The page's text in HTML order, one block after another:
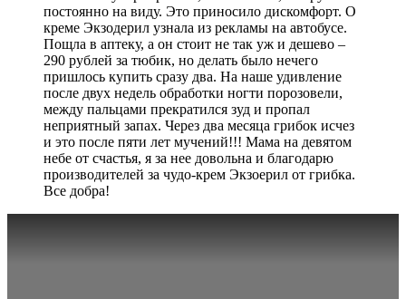
постоянно на виду. Это приносило дискомфорт. О
креме Экзодерил узнала из рекламы на автобусе.
Пощла в аптеку, а он стоит не так уж и дешево –
290 рублей за тюбик, но делать было нечего
пришлось купить сразу два. На наше удивление
после двух недель обработки ногти порозовели,
между пальцами прекратился зуд и пропал
неприятный запах. Через два месяца грибок исчез
и это после пяти лет мучений!!! Мама на девятом
небе от счастья, я за нее довольна и благодарю
производителей за чудо-крем Экзоерил от грибка.
Все добра!